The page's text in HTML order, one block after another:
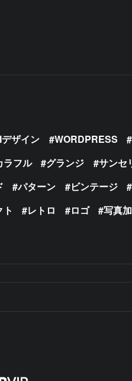
ザイン WORDPRESS
ラフル グランジ サンセ
パターン ビンテージ
レトロ ロゴ 写真